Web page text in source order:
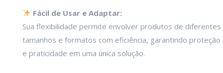
Fácil de Usar e Adaptar:
Sua flexibilidade permite envolver produtos de diferentes
tamanhos e formatos com eficiência, garantindo proteção
e praticidade em uma única solução.